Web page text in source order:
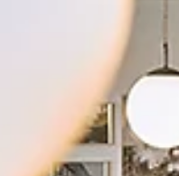
seid und euch für unser
Thema Digitalisierung
Jobcenters. Wer un